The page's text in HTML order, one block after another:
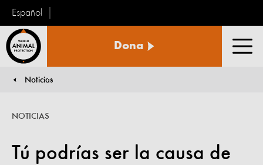
Español
Animal
Dona
Noticias
Tú podrías ser la causa de
NOTICIAS